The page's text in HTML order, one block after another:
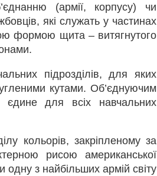
(армії, корпусу) чи
які служать у частинах
формою щита – витягнутого
підрозділів, для яких
кутами. Об’єднуючим
для всіх навчальних
кольорів, закріпленому за
рисою американської
одну з найбільших армій світу